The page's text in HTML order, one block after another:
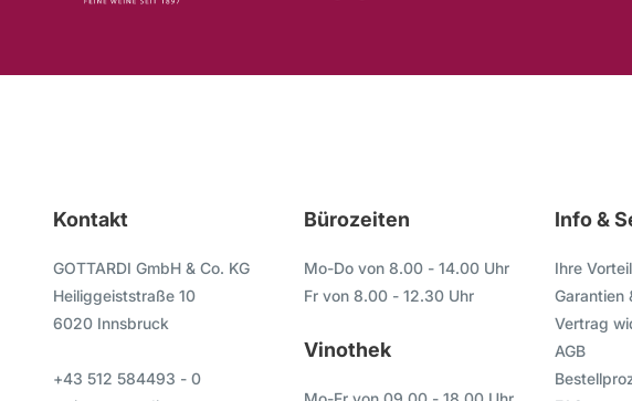
Kontakt
GOTTARDI GmbH & Co. KG
Heiliggeiststraße 10
6020 Innsbruck
+43 512 584493 - 0
Bürozeiten
Mo-Do von 8.00 - 14.00 Uhr
Fr von 8.00 - 12.30 Uhr
Vinothek
Info &
Ihre
Garantien
Vertrag
AGB